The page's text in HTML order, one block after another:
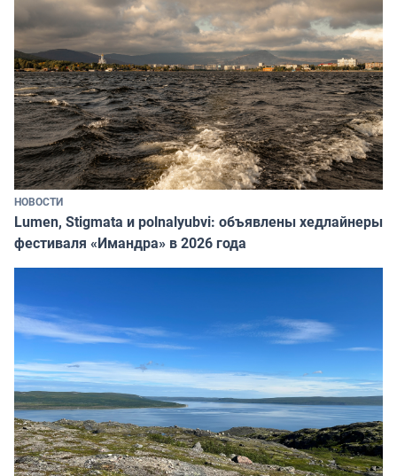
НОВОСТИ
Lumen, Stigmata и polnalyubvi: объявлены хедлайнеры
фестиваля «Имандра» в 2026 года